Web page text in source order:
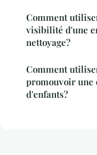
Comment
visibilité d'une
nettoyage?
Comment
promouvoir une
d'enfants?